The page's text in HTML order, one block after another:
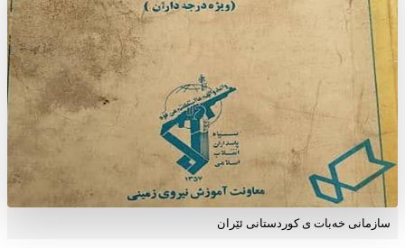
سازمانی خەبات ی كوردستانی ئێران